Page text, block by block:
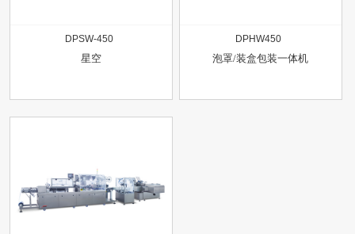
DPSW-450
星空
DPHW450
泡罩/装盒包装一体机